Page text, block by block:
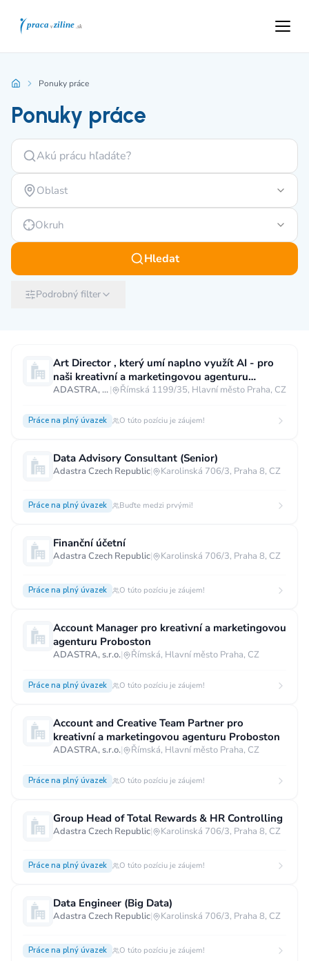
Ponuky práce
Ponuky práce
Oblast
Okruh
Hledat
Podrobný filter
Art Director , který umí naplno využít AI - pro
naši kreativní a marketingovou agenturu
ProbostonADASTRA, s.r.o.| Římská 1199/35, Hlavní město Praha, CZ
Práce na plný úvazek O túto pozíciu je záujem!
Data Advisory Consultant (Senior)
Adastra Czech Republic| Karolinská 706/3, Praha 8, CZ
Práce na plný úvazek Buďte medzi prvými!
Finanční účetní
Adastra Czech Republic| Karolinská 706/3, Praha 8, CZ
Práce na plný úvazek O túto pozíciu je záujem!
Account Manager pro kreativní a marketingovou
agenturu Proboston
ADASTRA, s.r.o.| Římská, Hlavní město Praha, CZ
Práce na plný úvazek O túto pozíciu je záujem!
Account and Creative Team Partner pro
kreativní a marketingovou agenturu Proboston
ADASTRA, s.r.o.| Římská, Hlavní město Praha, CZ
Práce na plný úvazek O túto pozíciu je záujem!
Group Head of Total Rewards & HR Controlling
Adastra Czech Republic| Karolinská 706/3, Praha 8, CZ
Práce na plný úvazek O túto pozíciu je záujem!
Data Engineer (Big Data)
Adastra Czech Republic| Karolinská 706/3, Praha 8, CZ
Práce na plný úvazek O túto pozíciu je záujem!
Měsíční plat
neuvedeno 0 až 30 000 CZK
30 000 CZK a více
40 000 CZK a více
Ostatní mzdy
za hodinu za manday
Práce na plný úvazek
Práce na zkrácený úvazek
Krátkodobá práce
Vzdělání
Vzdělání není podstatné
Základní
Odborné vyučení bez maturity
Vyšší odborné
Bakalářské
Vysokoškolské / universitní
MBA, MBT, postgraduální studium